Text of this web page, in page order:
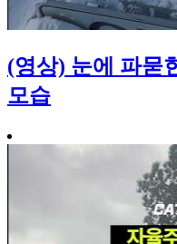
(영상) 눈에 파묻
모습